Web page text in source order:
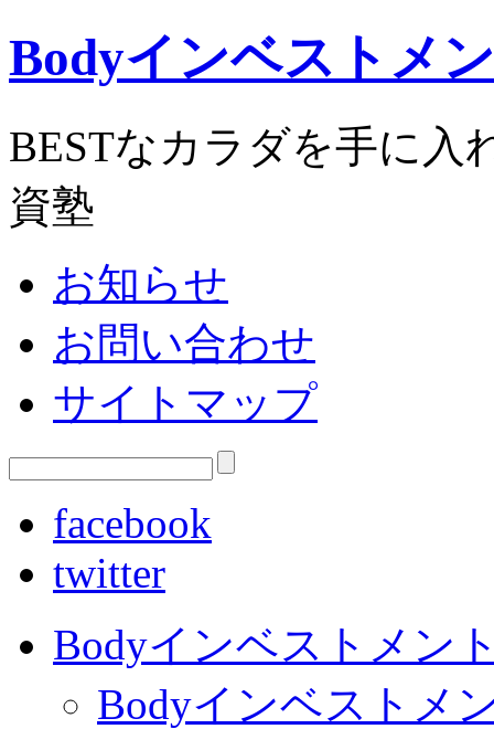
Bodyインベストメ
BESTなカラダを手に入
資塾
お知らせ
お問い合わせ
サイトマップ
facebook
twitter
Bodyインベストメン
Bodyインベストメ